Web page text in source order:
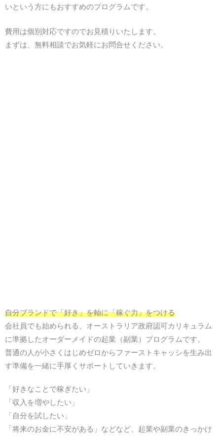
いという方にもおすすめのプログラムです。
費用は個別対応ですのでお見積りいたします。
まずは、無料相談でお気軽にお問合せください。
自分ブランドで「好き」を軸に「稼ぐ力」をつける
会社員でも始められる、オーストラリア政府認可カリキュラム
に準拠したオーダーメイドの起業（副業）プログラムです。
普通の人が小さくはじめゼロからファーストキャッシを生み出
す準備を一緒に手厚くサポートしていきます。
「好きなことで稼ぎたい」
「収入を増やしたい」
「自分を試したい」
「将来のお金に不安がある」などなど、起業や副業のきっかけ